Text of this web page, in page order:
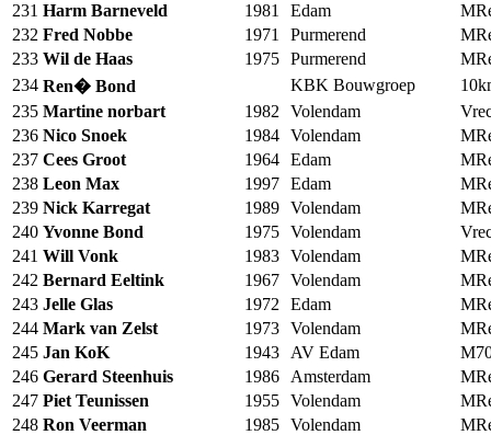
231 Harm Barneveld 1981 Edam
232 Fred Nobbe 1971 Purmerend
233 Wil de Haas 1975 Purmerend
234 Ren� Bond KBK Bouwgroep
235 Martine norbart 1982 Volendam
236 Nico Snoek 1984 Volendam
237 Cees Groot 1964 Edam
238 Leon Max 1997 Edam
239 Nick Karregat 1989 Volendam
240 Yvonne Bond 1975 Volendam
241 Will Vonk 1983 Volendam
242 Bernard Eeltink 1967 Volendam
243 Jelle Glas 1972 Edam
244 Mark van Zelst 1973 Volendam
245 Jan KoK 1943 AV Edam
246 Gerard Steenhuis 1986 Amsterdam
247 Piet Teunissen 1955 Volendam
248 Ron Veerman 1985 Volendam